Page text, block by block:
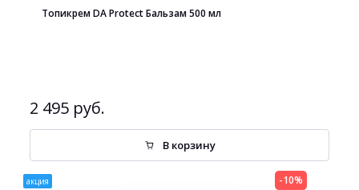
Топикрем DA Protect Бальзам 500 мл
2 495 руб.
В корзину
акция
-10%